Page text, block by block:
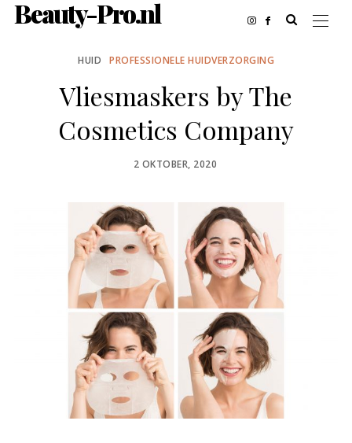
Beauty-Pro.nl
HUID PROFESSIONELE HUIDVERZORGING
Vliesmaskers by The
Cosmetics Company
POSTED
2 OKTOBER, 2020